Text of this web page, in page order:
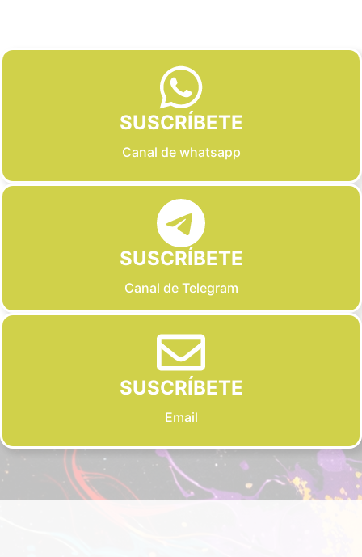
SUSCRÍBETE
Canal de whatsapp
SUSCRÍBETE
Canal de Telegram
SUSCRÍBETE
Email